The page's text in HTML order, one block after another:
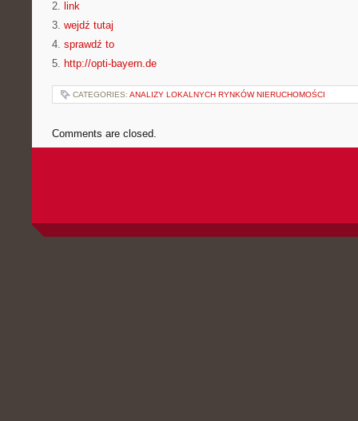
2. link
3. wejdź tutaj
4. sprawdź to
5. http://opti-bayern.de
CATEGORIES: ANALIZY LOKALNYCH RYNKÓW NIERUCHOMOŚCI
Comments are closed.